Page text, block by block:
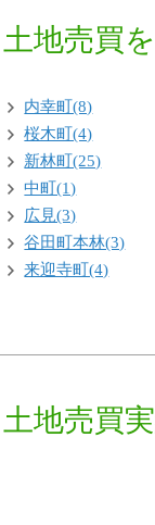
地売買
内幸町(8)
桜木町(4)
新林町(25)
中町(1)
広見(3)
谷田町本林(3)
来迎寺町(4)
地売買